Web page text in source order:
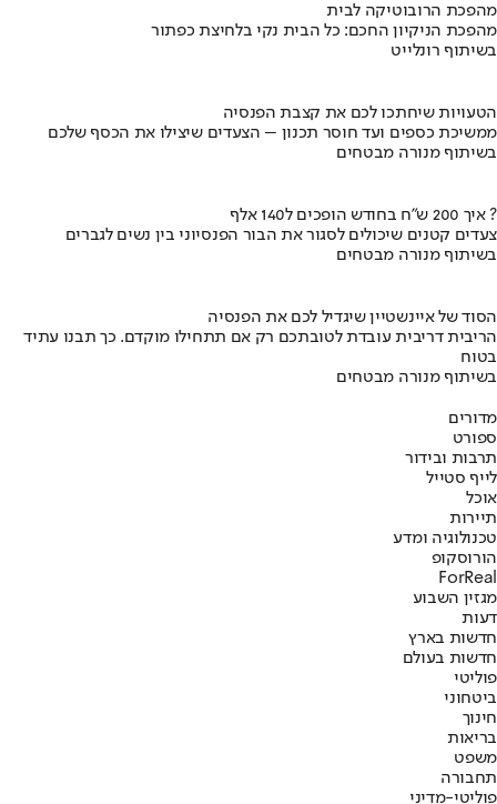
מהפכת הרובוטיקה לבית
מהפכת הניקיון החכם: כל הבית נקי בלחיצת כפתור
בשיתוף רונלייט
הטעויות שיחתכו לכם את קצבת הפנסיה
ממשיכת כספים ועד חוסר תכנון – הצעדים שיצילו את הכסף שלכם
בשיתוף מנורה מבטחים
איך 200 ש"ח בחודש הופכים ל140 אלף ?
צעדים קטנים שיכולים לסגור את הבור הפנסיוני בין נשים לגברים
בשיתוף מנורה מבטחים
הסוד של איינשטיין שיגדיל לכם את הפנסיה
הריבית דריבית עובדת לטובתכם רק אם תתחילו מוקדם. כך תבנו עתיד
בטוח
בשיתוף מנורה מבטחים
מדורים
ספורט
תרבות ובידור
לייף סטייל
אוכל
תיירות
טכנולוגיה ומדע
הורוסקופ
ForReal
מגזין השבוע
דעות
חדשות בארץ
חדשות בעולם
פוליטי
ביטחוני
חינוך
בריאות
משפט
תחבורה
פוליטי-מדיני